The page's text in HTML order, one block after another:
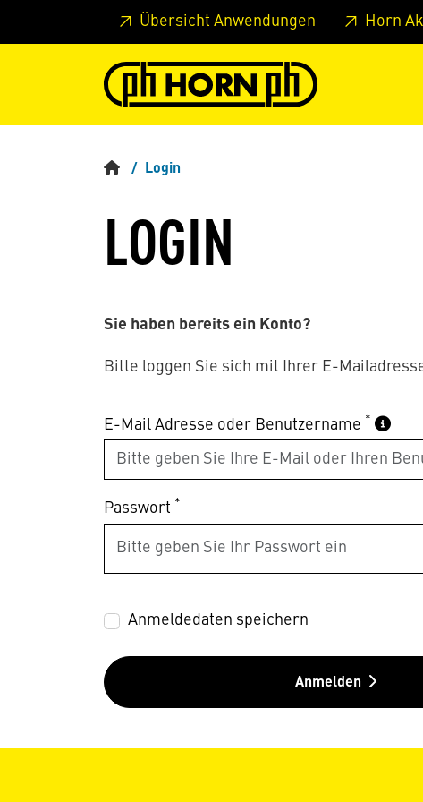
Springe zu Hauptinhalt Springe zum Header Springe
Übersicht Anwendungen Horn
Login
LOGIN
Sie haben bereits ein Konto?
Bitte loggen Sie sich mit Ihrer E-
E-Mail Adresse oder Benutzername *
Passwort *
Anmeldedaten speichern
Anmelden